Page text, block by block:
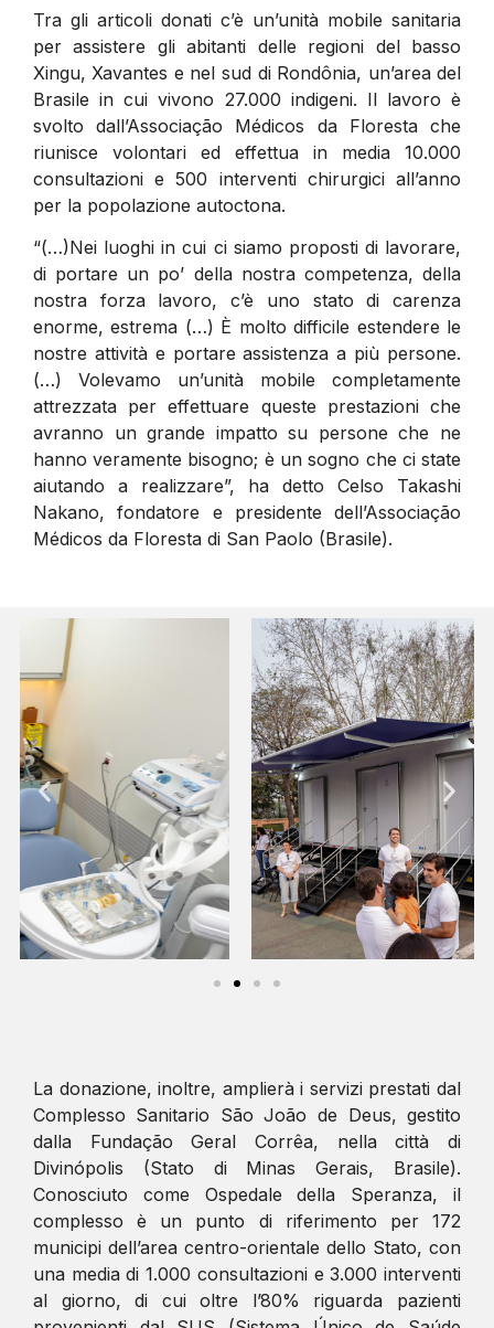
Tra gli articoli donati c’è un’unità mobile sanitaria
per assistere gli abitanti delle regioni del basso
Xingu, Xavantes e nel sud di Rondônia, un’area del
Brasile in cui vivono 27.000 indigeni. Il lavoro è
svolto dall’Associação Médicos da Floresta che
riunisce volontari ed effettua in media 10.000
consultazioni e 500 interventi chirurgici all’anno
per la popolazione autoctona.
“(…)Nei luoghi in cui ci siamo proposti di lavorare,
di portare un po’ della nostra competenza, della
nostra forza lavoro, c’è uno stato di carenza
enorme, estrema (…) È molto difficile estendere le
nostre attività e portare assistenza a più persone.
(…) Volevamo un’unità mobile completamente
attrezzata per effettuare queste prestazioni che
avranno un grande impatto su persone che ne
hanno veramente bisogno; è un sogno che ci state
aiutando a realizzare”, ha detto Celso Takashi
Nakano, fondatore e presidente dell’Associação
Médicos da Floresta di San Paolo (Brasile).
La donazione, inoltre, amplierà i servizi prestati dal
Complesso Sanitario São João de Deus, gestito
dalla Fundação Geral Corrêa, nella città di
Divinópolis (Stato di Minas Gerais, Brasile).
Conosciuto come Ospedale della Speranza, il
complesso è un punto di riferimento per 172
municipi dell’area centro-orientale dello Stato, con
una media di 1.000 consultazioni e 3.000 interventi
al giorno, di cui oltre l’80% riguarda pazienti